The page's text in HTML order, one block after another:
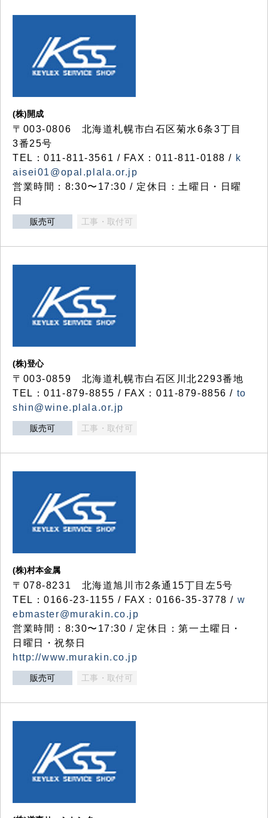
(株)開成
〒003-0806 北海道札幌市白石区菊水6条3丁目
3番25号
TEL：011-811-3561 / FAX：011-811-0188 / k
aisei01@opal.plala.or.jp
営業時間：8:30〜17:30 / 定休日：土曜日・日曜
日
販売可 工事・取付可
(株)登心
〒003-0859 北海道札幌市白石区川北2293番地
TEL：011-879-8855 / FAX：011-879-8856 / to
shin@wine.plala.or.jp
販売可 工事・取付可
(株)村本金属
〒078-8231 北海道旭川市2条通15丁目左5号
TEL：0166-23-1155 / FAX：0166-35-3778 / w
ebmaster@murakin.co.jp
営業時間：8:30〜17:30 / 定休日：第一土曜日・
日曜日・祝祭日
http://www.murakin.co.jp
販売可 工事・取付可